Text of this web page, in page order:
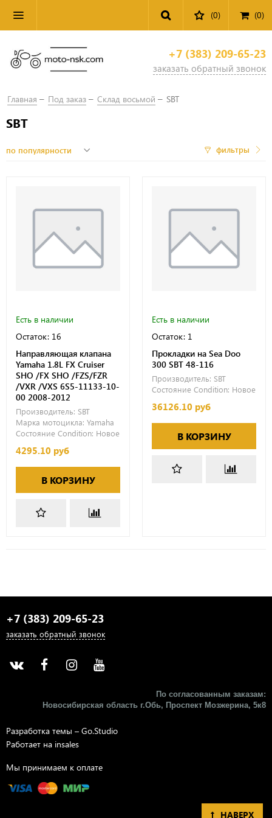
(0) (0)
+7 (383) 209-65-23
заказать обратный звонок
Главная Под заказ Склад восьмой SBT
SBT
фильтры
Есть в наличии
Остаток: 16
Направляющая клапана
Yamaha 1.8L FX Cruiser
SHO /FX SHO /FZS/FZR
/VXR /VXS 6S5-11133-10-
00 2008-2012
Производитель: SBT
Марка мотоцикла: Yamaha
Состояние Condition: Новое
4295.10 руб
В КОРЗИНУ
Есть в наличии
Остаток: 1
Прокладки на Sea Doo
300 SBT 48-116
Производитель: SBT
Состояние Condition: Новое
36126.10 руб
В КОРЗИНУ
+7 (383) 209-65-23
заказать обратный звонок
По согласованным заказам:
Новосибирская область г.Обь, Проспект Мозжерина, 5к8​
Разработка темы – Go.Studio
Работает на insales
Мы принимаем к оплате
НАВЕРХ